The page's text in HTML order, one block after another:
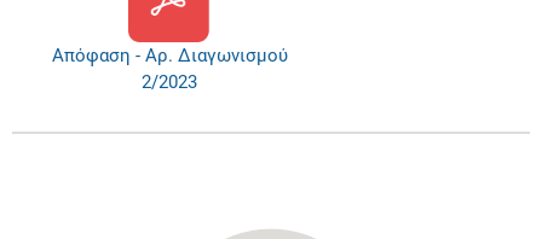
Απόφαση - Αρ. Διαγωνισμού
2/2023